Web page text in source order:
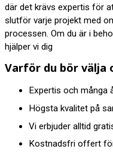
där det krävs expertis för
slutför varje projekt med
processen. Om du är i
hjälper vi dig
Varför du bör välja
Expertis och många
Högsta kvalitet på
Vi erbjuder alltid
Kostnadsfri offert